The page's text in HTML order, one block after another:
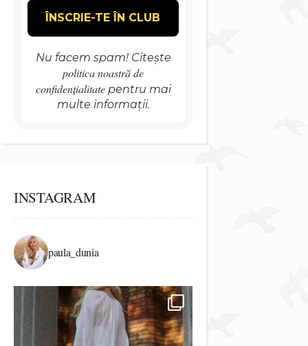
Nu facem spam! Citește
politica noastră de
confidențialitatepentru mai
multe informații.
INSTAGRAM
paula_dunia